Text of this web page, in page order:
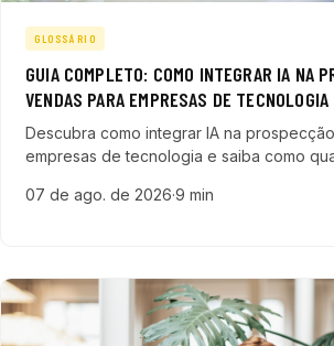
GLOSSÁRIO
GUIA COMPLETO: COMO INTEGRAR IA NA
VENDAS PARA EMPRESAS DE TECNOLOGIA
Descubra como integrar IA na
empresas de tecnologia e saiba como
artificial.
07 de ago. de 2026·9 min